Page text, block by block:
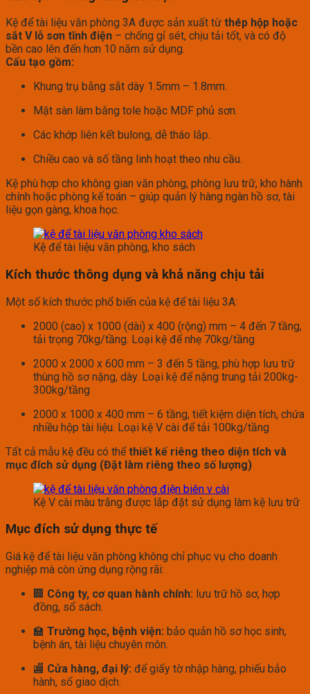
Kệ để tài liệu văn phòng 3A được sản xuất từ thép hộp hoặc
sắt V lỗ sơn tĩnh điện – chống gỉ sét, chịu tải tốt, và có độ
bền cao lên đến hơn 10 năm sử dụng.
Cấu tạo gồm:
Khung trụ bằng sắt dày 1.5mm – 1.8mm.
Mặt sàn làm bằng tole hoặc MDF phủ sơn.
Các khớp liên kết bulong, dễ tháo lắp.
Chiều cao và số tầng linh hoạt theo nhu cầu.
Kệ phù hợp cho không gian văn phòng, phòng lưu trữ, kho hành
chính hoặc phòng kế toán – giúp quản lý hàng ngàn hồ sơ, tài
liệu gọn gàng, khoa học.
Kệ để tài liệu văn phòng, kho sách
Kích thước thông dụng và khả năng chịu tải
Một số kích thước phổ biến của kệ để tài liệu 3A:
2000 (cao) x 1000 (dài) x 400 (rộng) mm – 4 đến 7 tầng,
tải trọng 70kg/tầng. Loại kệ để nhẹ 70kg/tầng
2000 x 2000 x 600 mm – 3 đến 5 tầng, phù hợp lưu trữ
thùng hồ sơ nặng, dày. Loại kệ để nặng trung tải 200kg-
300kg/tầng
2000 x 1000 x 400 mm – 6 tầng, tiết kiệm diện tích, chứa
nhiều hộp tài liệu. Loại kệ V cài để tải 100kg/tầng
Tất cả mẫu kệ đều có thểthiết kế riêng theo diện tích và
mục đích sử dụng (Đặt làm riêng theo số lượng)
Kệ V cài màu trắng được lắp đặt sử dụng làm kệ lưu trữ
Mục đích sử dụng thực tế
Giá kệ để tài liệu văn phòng không chỉ phục vụ cho doanh
nghiệp mà còn ứng dụng rộng rãi:
🏢 Công ty, cơ quan hành chính: lưu trữ hồ sơ, hợp
đồng, sổ sách.
🏫 Trường học, bệnh viện: bảo quản hồ sơ học sinh,
bệnh án, tài liệu chuyên môn.
🏬 Cửa hàng, đại lý: để giấy tờ nhập hàng, phiếu bảo
hành, sổ giao dịch.